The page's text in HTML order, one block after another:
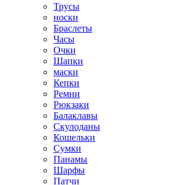
Трусы
носки
Браслеты
Часы
Очки
Шапки
маски
Кепки
Ремни
Рюкзаки
Балаклавы
Скулоданы
Кошельки
Сумки
Панамы
Шарфы
Патчи